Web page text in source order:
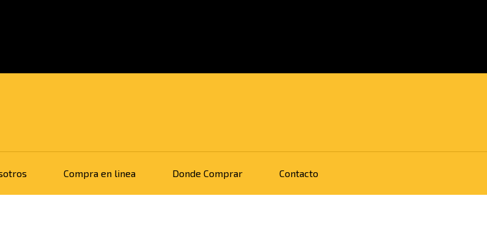
Compra en linea Donde Comprar Contacto